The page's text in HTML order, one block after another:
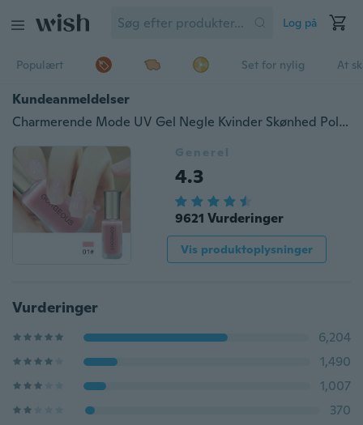
Log på
Populært Set for nylig At
Kundeanmeldelser
Charmerende Mode UV Gel Negle Kvinder Skønhed Polsk Vernis Semi Permanent Gel Polsk
Generel
4.3
9621 Vurderinger
Vis produktoplysninger
Vurderinger
6,204
1,490
1,007
370